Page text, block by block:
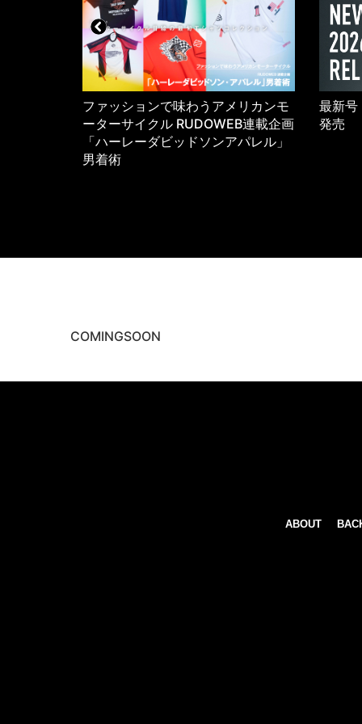
ファッションで味わうアメリカンモ
ーターサイクル RUDOWEB連載企画
「ハーレーダビッドソンアパレル」
男着術
最新
発売
COMINGSOON
ABOUT